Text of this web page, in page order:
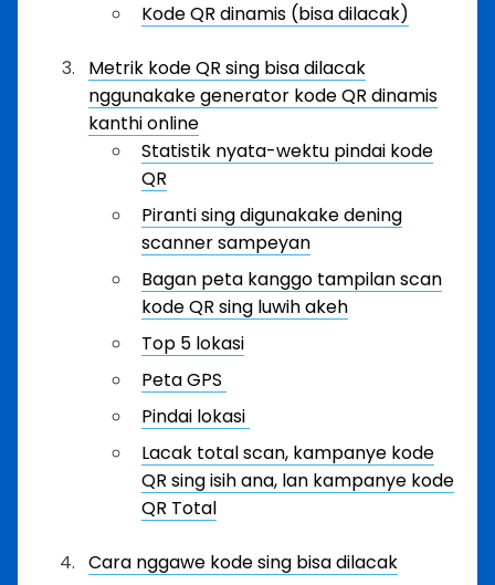
Kode QR dinamis (bisa dilacak)
Metrik kode QR sing bisa dilacak
nggunakake generator kode QR dinamis
kanthi online
Statistik nyata-wektu pindai kode
QR
Piranti sing digunakake dening
scanner sampeyan
Bagan peta kanggo tampilan scan
kode QR sing luwih akeh
Top 5 lokasi
Peta GPS
Pindai lokasi
Lacak total scan, kampanye kode
QR sing isih ana, lan kampanye kode
QR Total
Cara nggawe kode sing bisa dilacak